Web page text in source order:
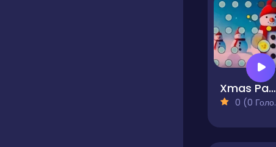
Xmas Pachinko
0 (0 Голосів)